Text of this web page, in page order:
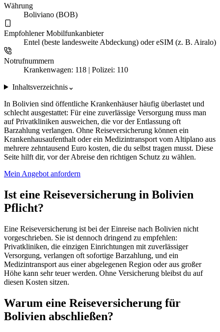
Währung
Boliviano (BOB)
Empfohlener Mobilfunkanbieter
Entel (beste landesweite Abdeckung) oder eSIM (z. B. Airalo)
Notrufnummern
Krankenwagen: 118 | Polizei: 110
Inhaltsverzeichnis⌄
In Bolivien sind öffentliche Krankenhäuser häufig überlastet und
schlecht ausgestattet: Für eine zuverlässige Versorgung muss man
auf Privatkliniken ausweichen, die vor der Entlassung oft
Barzahlung verlangen. Ohne Reiseversicherung können ein
Krankenhausaufenthalt oder ein Medizintransport vom Altiplano aus
mehrere zehntausend Euro kosten, die du selbst tragen musst. Diese
Seite hilft dir, vor der Abreise den richtigen Schutz zu wählen.
Mein Angebot anfordern
Ist eine Reiseversicherung in Bolivien
Pflicht?
Eine Reiseversicherung ist bei der Einreise nach Bolivien nicht
vorgeschrieben. Sie ist dennoch dringend zu empfehlen:
Privatkliniken, die einzigen Einrichtungen mit zuverlässiger
Versorgung, verlangen oft sofortige Barzahlung, und ein
Medizintransport aus einer abgelegenen Region oder aus großer
Höhe kann sehr teuer werden. Ohne Versicherung bleibst du auf
diesen Kosten sitzen.
Warum eine Reiseversicherung für
Bolivien abschließen?